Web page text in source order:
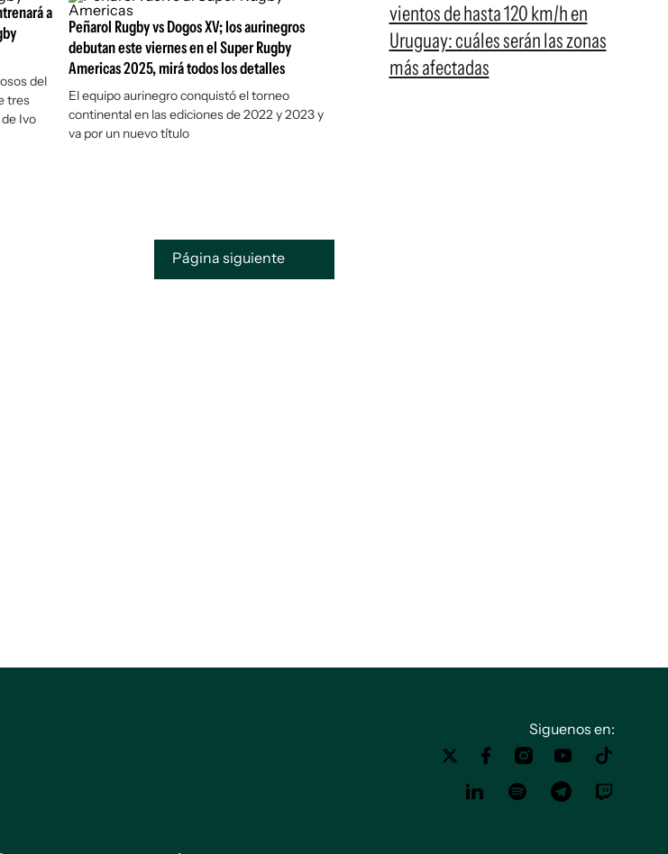
a
del
tres
Ivo
Peñarol Rugby vs Dogos XV; los aurinegros
debutan este viernes en el Super Rugby
Americas 2025, mirá todos los detalles
El equipo aurinegro conquistó el torneo
continental en las ediciones de 2022 y 2023 y
va por un nuevo título
Página siguiente
vientos de hasta 120 km/h en
Uruguay: cuáles serán las zonas
más afectadas
Siguenos en: